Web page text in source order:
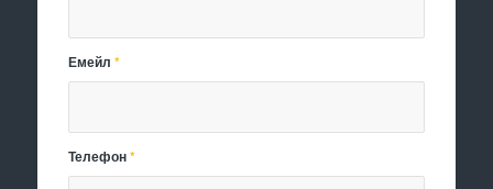
Емейл*
Телефон*